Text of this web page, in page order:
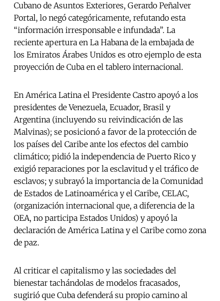
Cubano de Asuntos Exteriores, Gerardo Peñalver
Portal, lo negó categóricamente, refutando esta
“información irresponsable e infundada”. La
reciente apertura en La Habana de la embajada de
los Emiratos Árabes Unidos es otro ejemplo de esta
proyección de Cuba en el tablero internacional.
En América Latina el Presidente Castro apoyó a los
presidentes de Venezuela, Ecuador, Brasil y
Argentina (incluyendo su reivindicación de las
Malvinas); se posicionó a favor de la protección de
los países del Caribe ante los efectos del cambio
climático; pidió la independencia de Puerto Rico y
exigió reparaciones por la esclavitud y el tráfico de
esclavos; y subrayó la importancia de la Comunidad
de Estados de Latinoamérica y el Caribe, CELAC,
(organización internacional que, a diferencia de la
OEA, no participa Estados Unidos) y apoyó la
declaración de América Latina y el Caribe como zona
de paz.
Al criticar el capitalismo y las sociedades del
bienestar tachándolas de modelos fracasados,
sugirió que Cuba defenderá su propio camino al